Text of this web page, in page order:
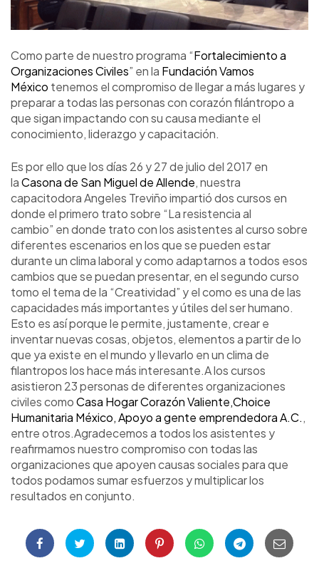
Como parte de nuestro programa “Fortalecimiento a
Organizaciones Civiles” en la Fundación Vamos
México tenemos el compromiso de llegar a más lugares y
preparar a todas las personas con corazón filántropo a
que sigan impactando con su causa mediante el
conocimiento, liderazgo y capacitación.
Es por ello que los días 26 y 27 de julio del 2017 en
laCasona de San Miguel de Allende, nuestra
capacitodora Angeles Treviño impartió dos cursos en
donde el primero trato sobre “La resistencia al
cambio” en donde trato con los asistentes al curso sobre
diferentes escenarios en los que se pueden estar
durante un clima laboral y como adaptarnos a todos esos
cambios que se puedan presentar, en el segundo curso
tomo el tema de la “Creatividad” y el como es una de las
capacidades más importantes y útiles del ser humano.
Esto es así porque le permite, justamente, crear e
inventar nuevas cosas, objetos, elementos a partir de lo
que ya existe en el mundo y llevarlo en un clima de
filantropos los hace más interesante.A los cursos
asistieron 23 personas de diferentes organizaciones
civiles comoCasa Hogar Corazón Valiente,Choice
Humanitaria México, Apoyo a gente emprendedora A.C.,
entre otros.Agradecemos a todos los asistentes y
reafirmamos nuestro compromiso con todas las
organizaciones que apoyen causas sociales para que
todos podamos sumar esfuerzos y multiplicar los
resultados en conjunto.